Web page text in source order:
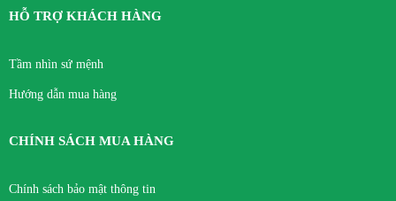
HỖ TRỢ KHÁCH HÀNG
Tầm nhìn sứ mệnh
Hướng dẫn mua hàng
CHÍNH SÁCH MUA HÀNG
Chính sách bảo mật thông tin